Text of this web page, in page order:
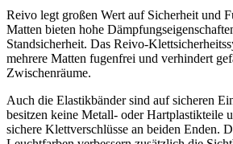
Reivo legt großen Wert auf Sicherheit und
Matten bieten hohe
Standsicherheit. Das Reivo-
mehrere Matten fugenfrei und verhindert
Zwischenräume.
Auch die Elastikbänder sind auf sicheren
besitzen keine Metall- oder Hartplastikteile
sichere Klettverschlüsse an beiden Enden.